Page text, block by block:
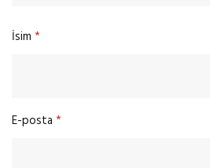
İsim *
E-posta *